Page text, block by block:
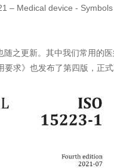
– Medical device -
随之更新。其中我们常用
要求》也发布了第四版，正